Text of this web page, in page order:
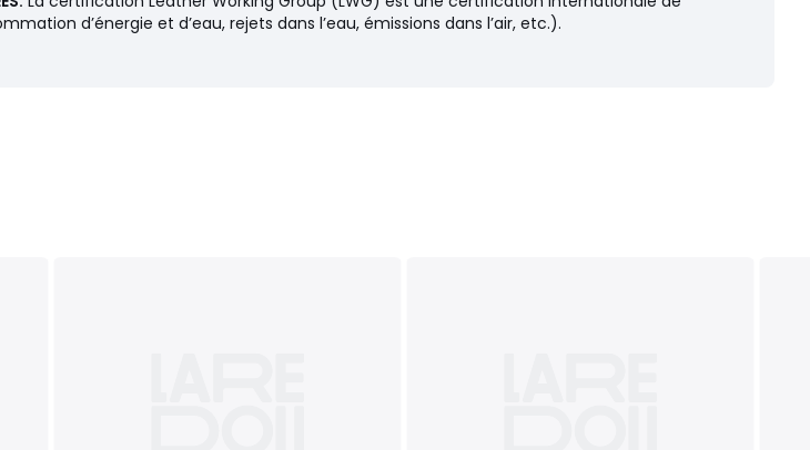
d’énergie et d’eau, rejets dans l’eau, émissions dans l’air, etc.).